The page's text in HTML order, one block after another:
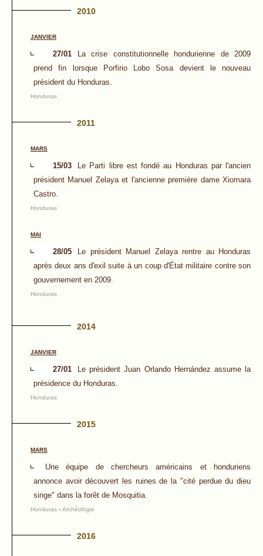
2010
JANVIER
27/01
La crise constitutionnelle hondurienne de 2009
prend fin lorsque Porfirio Lobo Sosa devient le nouveau
président du Honduras.
Honduras
2011
MARS
15/03
Le Parti libre est fondé au Honduras par l'ancien
président Manuel Zelaya et l'ancienne première dame Xiomara
Castro.
Honduras
MAI
28/05
Le président Manuel Zelaya rentre au Honduras
après deux ans d'exil suite à un coup d'État militaire contre son
gouvernement en 2009.
Honduras
2014
JANVIER
27/01
Le président Juan Orlando Hernández assume la
présidence du Honduras.
Honduras
2015
MARS
Une équipe de chercheurs américains et honduriens
annonce avoir découvert les ruines de la "cité perdue du dieu
singe" dans la forêt de Mosquitia.
Honduras - Archéologie
2016